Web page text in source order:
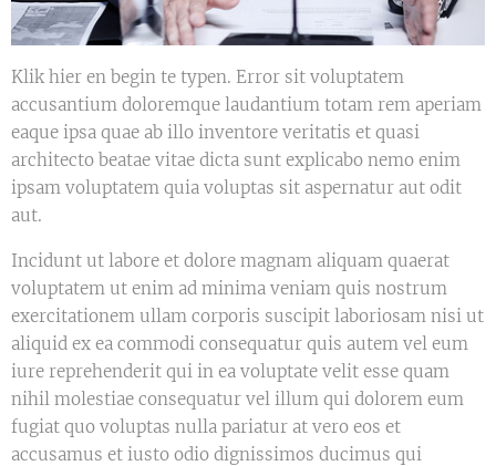
Klik hier en begin te typen. Error sit voluptatem
accusantium doloremque laudantium totam rem aperiam
eaque ipsa quae ab illo inventore veritatis et quasi
architecto beatae vitae dicta sunt explicabo nemo enim
ipsam voluptatem quia voluptas sit aspernatur aut odit
aut.
Incidunt ut labore et dolore magnam aliquam quaerat
voluptatem ut enim ad minima veniam quis nostrum
exercitationem ullam corporis suscipit laboriosam nisi ut
aliquid ex ea commodi consequatur quis autem vel eum
iure reprehenderit qui in ea voluptate velit esse quam
nihil molestiae consequatur vel illum qui dolorem eum
fugiat quo voluptas nulla pariatur at vero eos et
accusamus et iusto odio dignissimos ducimus qui